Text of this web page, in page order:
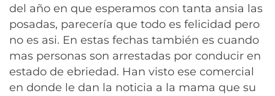
del año en que esperamos con tanta ansia las
posadas, parecería que todo es felicidad pero
no es asi. En estas fechas también es cuando
mas personas son arrestadas por conducir en
estado de ebriedad. Han visto ese comercial
en donde le dan la noticia a la mama que su